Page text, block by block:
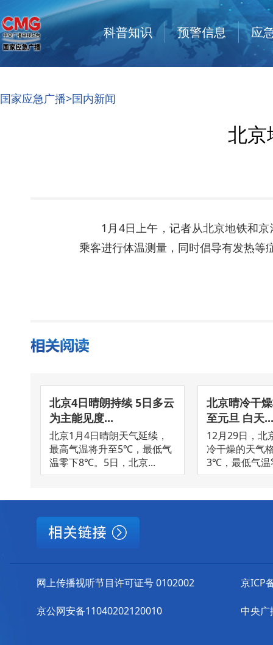
科普知识 预警信息 应
国家应急广播>国内新闻
北京
1月4日上午，记者从北京地铁和
乘客进行体温测量，同时倡导有发热等
北京4日晴朗持续 5日多云
为主能见度...
北京1月4日晴朗天气延续，
最高气温将升至5℃，最低气
温零下8℃。5日，北京...
北京晴冷干
至元旦 白天...
12月29日，北
冷干燥的天气
3℃，最低气
网上传播视听节目许可证号 0102002
京公网安备11040202120010
京ICP
中央广